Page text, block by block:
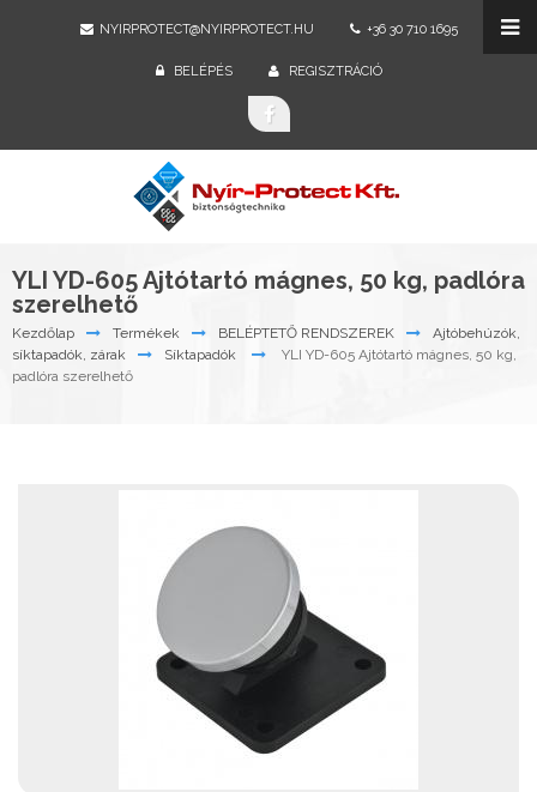
NYIRPROTECT@NYIRPROTECT.HU +36 30 710 1695
BELÉPÉS REGISZTRÁCIÓ
YLI YD-605 Ajtótartó mágnes, 50 kg, padlóra
szerelhető
Kezdőlap Termékek BELÉPTETŐ RENDSZEREK
Ajtóbehúzók,
síktapadók, zárak
Síktapadók
YLI YD-605 Ajtótartó mágnes, 50 kg,
padlóra szerelhető